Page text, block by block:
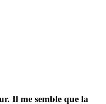
Il me semble que la